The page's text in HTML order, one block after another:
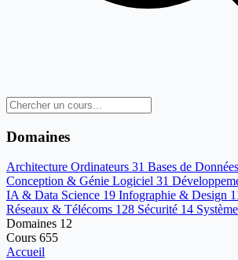
Domaines
Architecture Ordinateurs 31 Bases de Données
Conception & Génie Logiciel 31
IA & Data Science 19 Infographie & Design
Réseaux & Télécoms 128 Sécurité 14
Domaines 12
Cours 655
Accueil